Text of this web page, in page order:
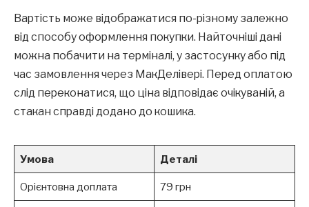
Вартість може відображатися по-різному залежно
від способу оформлення покупки. Найточніші дані
можна побачити на терміналі, у застосунку або під
час замовлення через МакДелівері. Перед оплатою
слід переконатися, що ціна відповідає очікуваній, а
стакан справді додано до кошика.
Умова Деталі
Орієнтовна доплата 79 грн